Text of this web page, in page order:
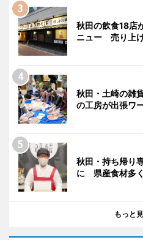
秋田の飲食18店
ニュー 売り上
秋田・土崎の雑
の工房が出張ワ
秋田・持ち帰り
に 県産食材多
もっと